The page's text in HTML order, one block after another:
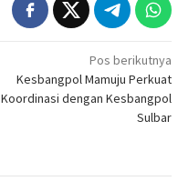
Pos berikutnya
Kesbangpol Mamuju Perkuat
Koordinasi dengan Kesbangpol
Sulbar